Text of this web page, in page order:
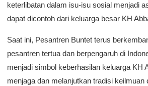
keterlibatan dalam isu-isu sosial menjadi
dapat dicontoh dari keluarga besar KH
Saat ini, Pesantren Buntet terus
pesantren tertua dan berpengaruh di
menjadi simbol keberhasilan keluarga KH
menjaga dan melanjutkan tradisi keilmuan